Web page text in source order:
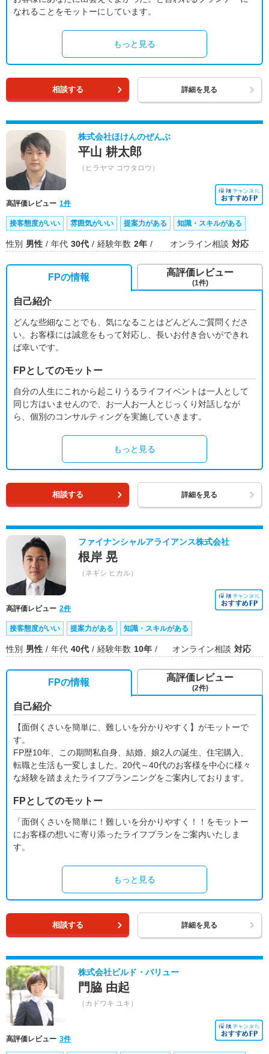
なれることをモットーにしています。
もっと見る
相談する 詳細を見る
株式会社ほけんのぜんぶ
平山 耕太郎
（ヒラヤマ コウタロウ）
高評価レビュー 1件
接客態度がいい 雰囲気がいい 提案力がある 知識・スキルがある
性別 男性 年代 30代 経験年数 2年 オンライン相談 対応
FPの情報
自己紹介
どんな些細なことでも、気になることはどんどんご質問くださ
い。お客様には誠意をもって対応し、長いお付き合いができれ
ば幸いです。
FPとしてのモットー
自分の人生にこれから起こりうるライフイベントは一人として
同じ方はいませんので、お一人お一人とじっくり対話しなが
ら、個別のコンサルティングを実施していきます。
もっと見る
高評価レビュー
(1件)
相談する 詳細を見る
ファイナンシャルアライアンス株式会社
根岸 晃
（ネギシ ヒカル）
高評価レビュー 2件
接客態度がいい 提案力がある 知識・スキルがある
性別 男性 年代 40代 経験年数 10年 オンライン相談 対応
FPの情報
自己紹介
【面倒くさいを簡単に、難しいを分かりやすく】がモットーで
す。
FP歴10年、この期間私自身、結婚、娘2人の誕生、住宅購入、
転職と生活も一変しました。20代～40代のお客様を中心に様々
な経験を踏まえたライフプランニングをご案内しております。
FPとしてのモットー
「面倒くさいを簡単に！難しいを分かりやすく！！をモットー
にお客様の想いに寄り添ったライフプランをご案内いたしま
す。
もっと見る
高評価レビュー
(2件)
相談する 詳細を見る
株式会社ビルド・バリュー
門脇 由起
（カドワキ ユキ）
高評価レビュー 3件